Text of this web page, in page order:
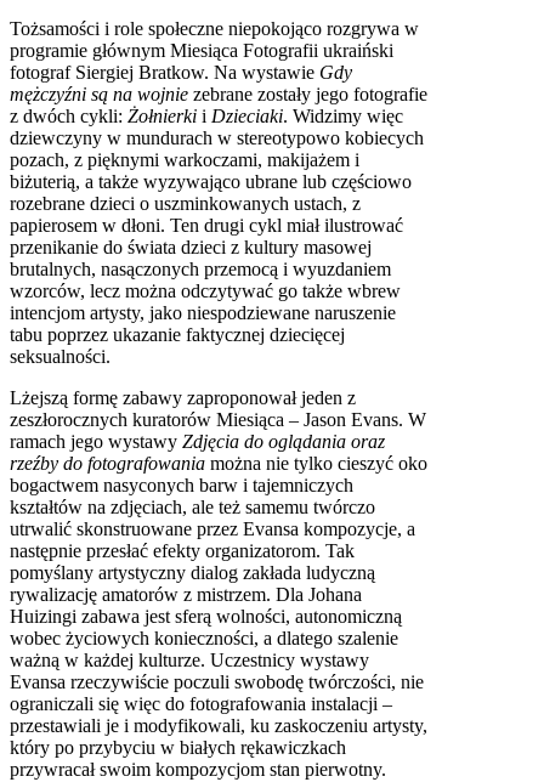
Tożsamości i role społeczne niepokojąco rozgrywa w
programie głównym Miesiąca Fotografii ukraiński
fotograf Siergiej Bratkow. Na wystawie Gdy
mężczyźni są na wojnie zebrane zostały jego fotografie
z dwóch cykli: Żołnierki i Dzieciaki. Widzimy więc
dziewczyny w mundurach w stereotypowo kobiecych
pozach, z pięknymi warkoczami, makijażem i
biżuterią, a także wyzywająco ubrane lub częściowo
rozebrane dzieci o uszminkowanych ustach, z
papierosem w dłoni. Ten drugi cykl miał ilustrować
przenikanie do świata dzieci z kultury masowej
brutalnych, nasączonych przemocą i wyuzdaniem
wzorców, lecz można odczytywać go także wbrew
intencjom artysty, jako niespodziewane naruszenie
tabu poprzez ukazanie faktycznej dziecięcej
seksualności.
Lżejszą formę zabawy zaproponował jeden z
zeszłorocznych kuratorów Miesiąca – Jason Evans. W
ramach jego wystawy Zdjęcia do oglądania oraz
rzeźby do fotografowania można nie tylko cieszyć oko
bogactwem nasyconych barw i tajemniczych
kształtów na zdjęciach, ale też samemu twórczo
utrwalić skonstruowane przez Evansa kompozycje, a
następnie przesłać efekty organizatorom. Tak
pomyślany artystyczny dialog zakłada ludyczną
rywalizację amatorów z mistrzem. Dla Johana
Huizingi zabawa jest sferą wolności, autonomiczną
wobec życiowych konieczności, a dlatego szalenie
ważną w każdej kulturze. Uczestnicy wystawy
Evansa rzeczywiście poczuli swobodę twórczości, nie
ograniczali się więc do fotografowania instalacji –
przestawiali je i modyfikowali, ku zaskoczeniu artysty,
który po przybyciu w białych rękawiczkach
przywracał swoim kompozycjom stan pierwotny.